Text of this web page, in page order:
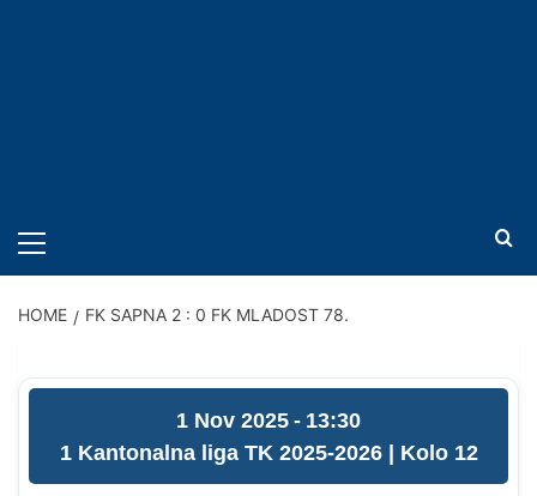
MENU
HOME FK SAPNA 2 : 0 FK MLADOST 78.
1 Nov 2025 - 13:30
1 Kantonalna liga TK 2025-2026 | Kolo 12